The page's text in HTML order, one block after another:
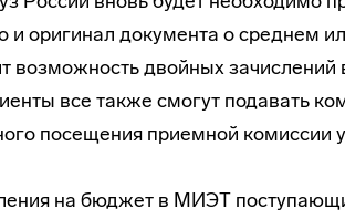
и оригинал документа о среднем
возможность двойных зачислений
все также смогут подавать
посещения приемной комиссии
на бюджет в МИЭТ